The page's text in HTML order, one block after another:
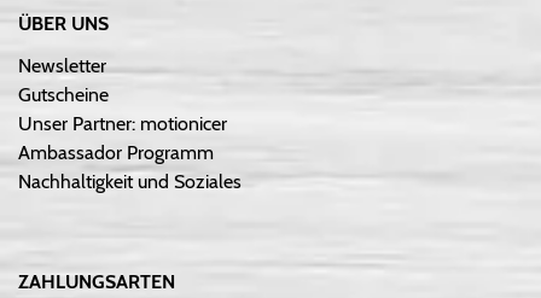
ÜBER UNS
Newsletter
Gutscheine
Unser Partner: motionicer
Ambassador Programm
Nachhaltigkeit und Soziales
ZAHLUNGSARTEN